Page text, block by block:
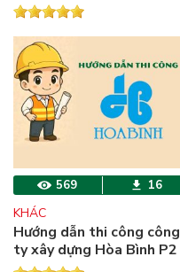
569 16
KHÁC
Hướng dẫn thi công công
ty xây dựng Hòa Bình P2